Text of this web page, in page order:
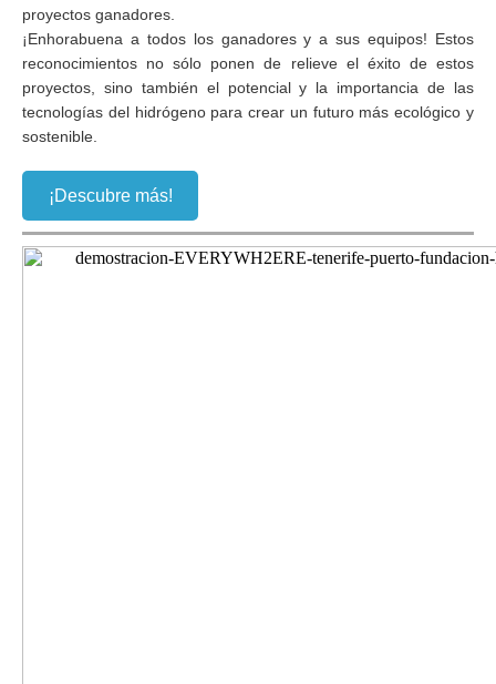
proyectos ganadores.
¡Enhorabuena a todos los ganadores y a sus equipos! Estos
reconocimientos no sólo ponen de relieve el éxito de estos
proyectos, sino también el potencial y la importancia de las
tecnologías del hidrógeno para crear un futuro más ecológico y
sostenible.
¡Descubre más!